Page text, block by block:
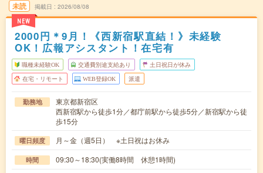
未読
NEW
掲載日 2026/08/08
2000円＊9月！《西新宿駅直結！》未経験
OK！広報アシスタント！在宅有
職種未経験OK 交通費別途支給あり 土日祝日が休み
在宅・リモート WEB登録OK 派遣
勤務地
東京都新宿区
西新宿駅から徒歩1分／都庁前駅から徒歩5分／新宿駅から徒
歩15分
曜日頻度 月～金（週5日） ※土日祝はお休み
時間 09:30～18:30(実働8時間 休憩1時間)